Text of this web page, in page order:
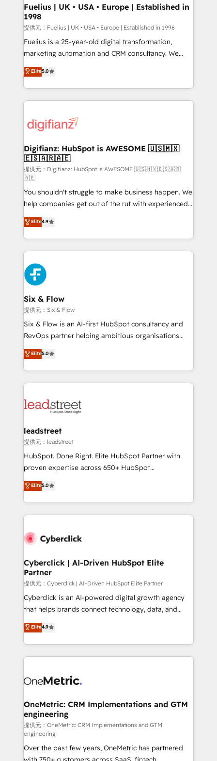
professionals.
for Sales Hub, Marketing Hub, Service Hub, Data
Hub and Website (CMS) • ISO/IEC 27001:2022, ISO
9001:2015 and now... ISO 42001: 2023 certified •
Exclusive AI 'GuardHub' governance framework,
based on ISO 42001 - helping you 'organise
👈 '𝗖𝗼𝗻𝘁𝗮𝗰𝘁 𝗯𝘂𝘀𝗶𝗻𝗲𝘀𝘀' button to get in touch
(𝘸𝘦'𝘳𝘦 𝘴𝘶𝘱𝘦𝘳 𝘳𝘦𝘴𝘱𝘰𝘯𝘴𝘪𝘷𝘦)
Fuelius | UK • USA • Europe | Established in
1998
提供元：Fuelius | UK • USA • Europe | Established in 1998
Fuelius is a 25-year-old digital transformation,
marketing automation and CRM consultancy. We
enable mid-market and enterprise clients to
maximise their return from digital and fuel their
growth. We modernise platforms, streamline
operations that are causing inefficiencies, improve
supercharge revenue operations Key services: • CRM
Transformation / Web Development • RevOps &
Sales Consulting • Marketing Automation What
makes us different? 🚀 Top 0.5% of global HubSpot
agencies ⚙️ The strongest technical ability and
integration capabilities 💼 Consultative, long-term
partners who will embed ourselves into your
business, processes and systems 🏢 We specialise in
working with mid-market and enterprise
organisations, global organisations and those with
complex use cases 🏆 CRM Implementation,
Platform Enablement, Custom Integration and
Onboarding Accredited 🔐 ISO27001 & ISO9001
Certified
Elite5.0
Digifianz: HubSpot is AWESOME 🇺🇸🇲🇽
🇪🇸🇦🇷🇦🇪
提供元：Digifianz: HubSpot is AWESOME 🇺🇸🇲🇽🇪🇸🇦🇷
🇦🇪
You shouldn't struggle to make business happen. We
help companies get out of the rut with experienced,
process-oriented teams implementing HubSpot
Marketing, Sales, Service, CMS and Operations Hub,
so selling and actually engaging with your customers
feels easy and pain-free. We are a top ranked
HubSpot Elite Partner, winner of Rookie of the Year
and Customer First Awards, 4.9/5 rating in HubSpot
Reviews and 4.9/5 rating in Clutch Reviews. Digifianz
helps the following industries: logistics & 3PL, home
improvement & construction, branding and
commercialization, real estate, health, education,
SaaS, Software Dev & IT and consulting, make the
the United States, EU, UAE, Mexico and Latin
America. From casual user to super fan: make
Elite4.9
Six & Flow
提供元：Six & Flow
Six & Flow is an AI-first HubSpot consultancy and
RevOps partner helping ambitious organisations
grow with clarity, confidence, and intelligence.
Operating across the UK, Netherlands, Ireland, and
Canada, we’ve delivered thousands of successful
HubSpot projects for mid-market and enterprise
combine HubSpot, data, and AI to design connected
and technology for predictable, scalable revenue
growth. Our expertise spans RevOps, CRM and data
architecture, AI enablement, and strategic marketing,
delivered through our proprietary FLAIR framework
Partner and ISO 27001:2022 certified consultancy,
we blend strategy, creativity, and technology to help
Elite5.0
leadstreet
提供元：leadstreet
HubSpot. Done Right. Elite HubSpot Partner with
proven expertise across 650+ HubSpot
implementations. With 12+ years of HubSpot
experience, we help you use the HubSpot platform
to its fullest capacity, improve your current HubSpot
website, or build your new one.
Elite5.0
Cyberclick | AI-Driven HubSpot Elite
Partner
提供元：Cyberclick | AI-Driven HubSpot Elite Partner
Cyberclick is an AI-powered digital growth agency
that helps brands connect technology, data, and
creativity to achieve measurable results. Founded in
Barcelona and operating across Spain, LATAM, and
the UK, we support global companies in building
smarter marketing, sales, and customer success
Iberia (Spain & Portugal), we combine human insight
growth. Our multidisciplinary team designs solutions
that simplify complexity, boost performance, and
turn innovation into real impact. 🌍 Highlights •
HubSpot Partner since 2012 • 2022 EMEA Impact
Award: Best Integration • 150+ successful HubSpot
Elite4.9
OneMetric: CRM Implementations and GTM
engineering
提供元：OneMetric: CRM Implementations and GTM
engineering
Over the past few years, OneMetric has partnered